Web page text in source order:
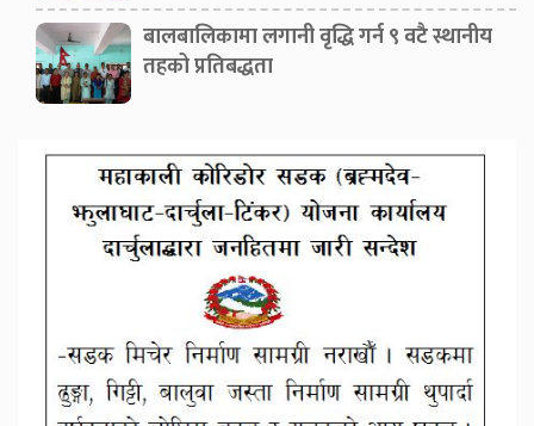
बालबालिकामा लगानी वृद्धि गर्न ९ वटै स्थानीय
तहको प्रतिबद्धता